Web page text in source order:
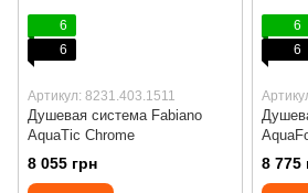
6
6
Артикул: 8231.403.1511
Душевая система Fabiano
AquaTic Chrome
8 055 грн
6
6
8 775